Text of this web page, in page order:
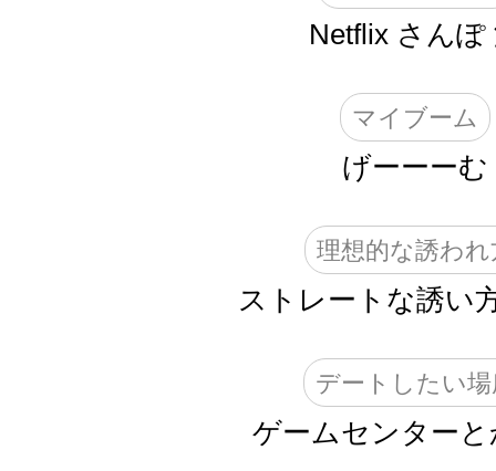
Netflix さんぽ
マイブーム
げーーーむ
理想的な誘われ
ストレートな誘い
デートしたい場
ゲームセンター